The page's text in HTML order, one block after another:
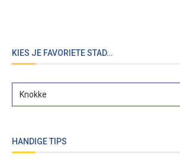
KIES JE FAVORIETE STAD…
HANDIGE TIPS